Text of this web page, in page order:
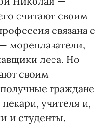
считают своим
связана с
мореплаватели,
леса. Но
своим
граждане
учителя и,
и студенты.